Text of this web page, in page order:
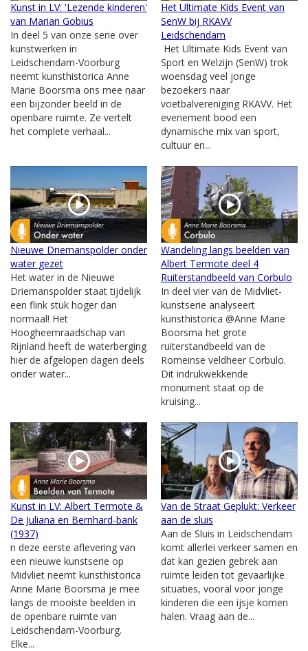
Kunst in LV: 'Lezende kinderen'
van Marian Gobius
In deel 5 van onze serie over
kunstwerken in
Leidschendam-Voorburg
neemt kunsthistorica Anne
Marie Boorsma ons mee naar
een bijzonder beeld in de
openbare ruimte. Ze vertelt
het complete verhaal...
Het Ultimate Kids Event van
SenW bij RKAVV
Leidschendam
Het Ultimate Kids Event van
Sport en Welzijn (SenW) trok
woensdag veel jonge
bezoekers naar
voetbalvereniging RKAVV. Het
evenement bood een
dynamische mix van sport,
cultuur en...
Nieuwe Driemanspolder onder
water gezet
Het water in de Nieuwe
Driemanspolder staat tijdelijk
een flink stuk hoger dan
normaal! Het
Hoogheemraadschap van
Rijnland heeft de waterberging
hier de afgelopen dagen deels
onder water...
Wandeling langs beelden van
Albert Termote deel 4
Ruiterstandbeeld van Corbulo
In deel vier van de Midvliet-
kunstserie analyseert
kunsthistorica @Anne Marie
Boorsma het grote
ruiterstandbeeld van de
Romeinse veldheer Corbulo.
Dit indrukwekkende
monument staat op de
kruising...
Kunst in LV: Albert Termote &
De Juliana en Bernhard-bank
(1937)
n deze eerste aflevering van
een nieuwe kunstserie op
Midvliet neemt kunsthistorica
Anne Marie Boorsma je mee
langs de mooiste beelden in
de openbare ruimte van
Leidschendam-Voorburg.
Elke...
Van de Straat Geplukt: Verkeer
aan de sluis
Aan de Sluis in Leidschendam
komt allerlei verkeer samen en
dat kan gezien gebrek aan
ruimte leiden tot gevaarlijke
situaties, vooral voor jonge
kinderen die een ijsje komen
halen. Vraag aan de...